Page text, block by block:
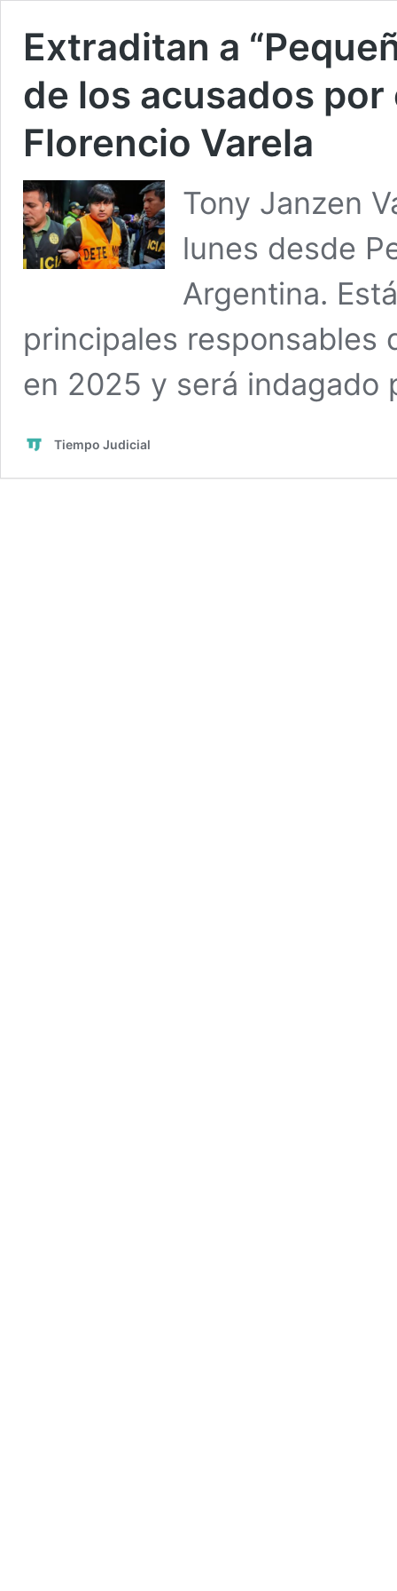
Extraditan a
de los acusados
Florencio Varela
Tony Janzen
lunes desde
Argentina.
principales responsables
en 2025 y será indagado
Tiempo Judicial